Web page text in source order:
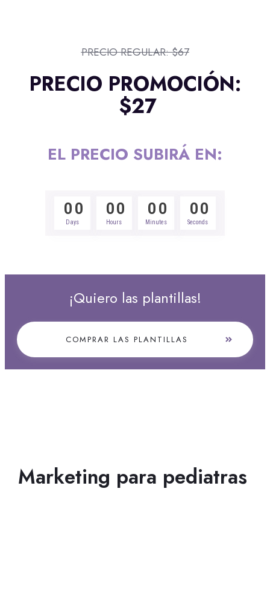
PRECIO REGULAR: $67
PRECIO PROMOCIÓN:
$27
EL PRECIO SUBIRÁ EN:
0 0
Days
00
Hours
0 0
Minutes
00
Seconds
¡Quiero las plantillas!
COMPRAR LAS PLANTILLAS
Marketing para pediatras